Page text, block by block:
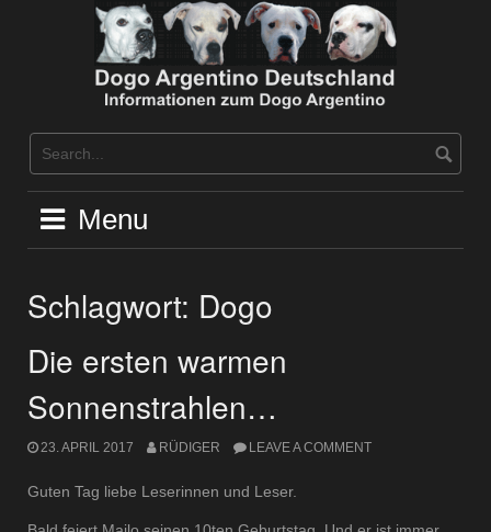
Menu
Schlagwort: Dogo
Die ersten warmen
Sonnenstrahlen…
23. APRIL 2017 RÜDIGER LEAVE A COMMENT
Guten Tag liebe Leserinnen und Leser.